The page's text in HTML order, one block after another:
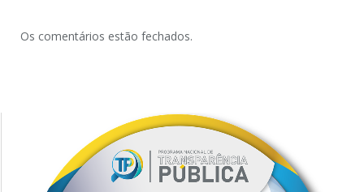
Os comentários estão fechados.